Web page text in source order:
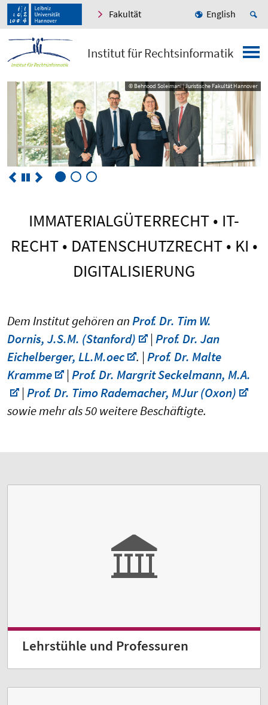
Fakultät English
Institut für Rechtsinformatik
© Behnood Soleimani | Juristische Fakultät Hannover
© Behnood Soleimani | Juristische Fakultät Hannover
IMMATERIALGÜTERRECHT • IT-
RECHT • DATENSCHUTZRECHT • KI •
DIGITALISIERUNG
Dem Institut gehören anProf. Dr. Tim W.
Dornis, J.S.M. (Stanford)
|Prof. Dr. Jan
Eichelberger, LL.M.oec
. |Prof. Dr. Malte
Kramme
|Prof. Dr. Margrit Seckelmann, M.A.
|Prof. Dr. Timo Rademacher, MJur (Oxon)
sowie mehr als 50 weitere Beschäftigte.
Lehrstühle und Professuren